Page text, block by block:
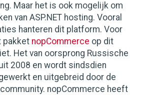
Maar het is ook mogelijk om
van ASP.NET hosting. Vooral
hanteren dit platform. Voor
pakket nopCommerce op dit
Het van oorsprong Russische
2008 en wordt sindsdien
en uitgebreid door de
nopCommerce heeft